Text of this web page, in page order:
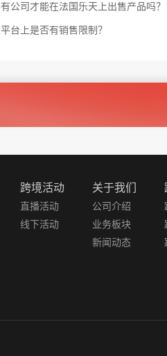
公司才能在法国乐天上出售产品吗？
台上是否有销售限制？
跨境活动
直播活动
线下活动
关于我们
公司介绍
业务板块
新闻动态